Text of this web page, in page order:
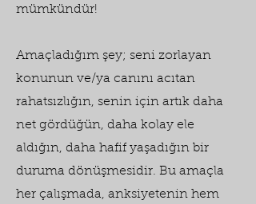
mümkündür!
Amaçladığım şey; seni zorlayan
konunun ve/ya canını acıtan
rahatsızlığın, senin için artık daha
net gördüğün, daha kolay ele
aldığın, daha hafif yaşadığın bir
duruma dönüşmesidir. Bu amaçla
her çalışmada, anksiyetenin hem